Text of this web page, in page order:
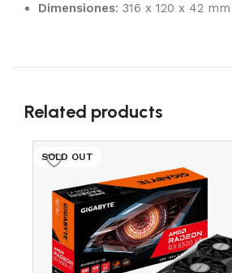
Dimensiones: 316 x 120 x 42 mm
Related products
SOLD OUT